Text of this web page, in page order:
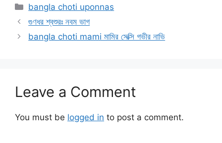
Categories
bangla choti uponnas
গুণধর শ্বশুরঃ নবম ভাগ
bangla choti mami মামির সেক্সি গভীর নাভি
Leave a Comment
You must be logged in to post a comment.